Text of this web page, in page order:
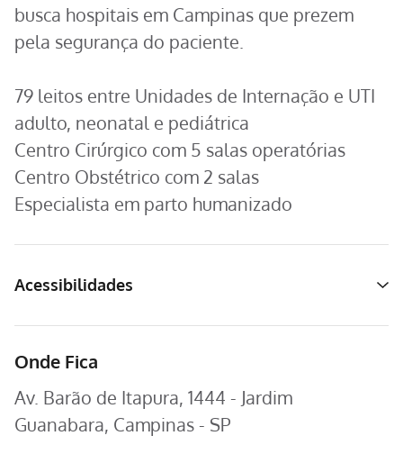
busca hospitais em Campinas que prezem
pela segurança do paciente.
79 leitos entre Unidades de Internação e UTI
adulto, neonatal e pediátrica
Centro Cirúrgico com 5 salas operatórias
Centro Obstétrico com 2 salas
Especialista em parto humanizado
Acessibilidades
Onde Fica
Av. Barão de Itapura, 1444 - Jardim
Guanabara, Campinas - SP